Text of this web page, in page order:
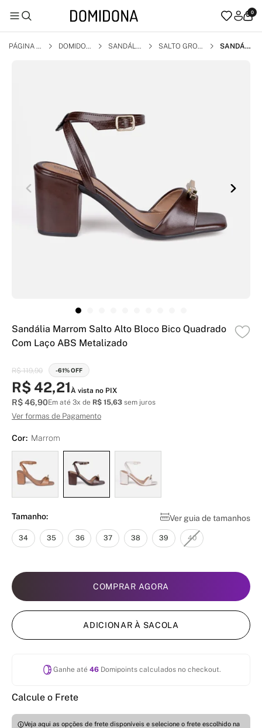
0
PÁGINA I
DOMIDON
SANDÁLI
SALTO GROS
SANDÁLI
Sandália Marrom Salto Alto Bloco Bico Quadrado
Com Laço ABS Metalizado
R$ 119,90 -61% OFF
R$ 42,21À vista no PIX
R$ 46,90Em até 3x de R$ 15,63 sem juros
Ver formas de Pagamento
Cor: Marrom
Ver guia de tamanhos
Tamanho:
34 35 36 37 38 39 40
COMPRAR AGORA
ADICIONAR À SACOLA
Ganhe até 46Domipoints calculados no checkout.
Calcule o Frete
Veja aqui as opções de frete disponíveis e selecione o frete escolhido na